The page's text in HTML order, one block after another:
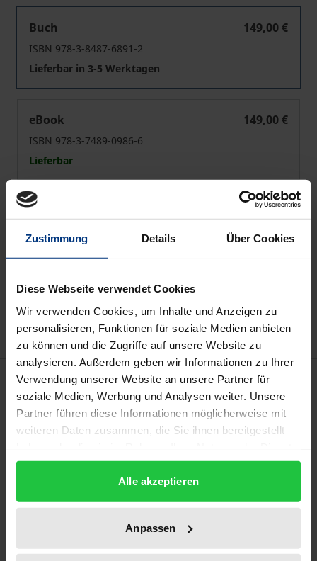
Zustimmung Details Über Cookies
Diese Webseite verwendet Cookies
Wir verwenden Cookies, um Inhalte und Anzeigen zu
personalisieren, Funktionen für soziale Medien anbieten
zu können und die Zugriffe auf unsere Website zu
analysieren. Außerdem geben wir Informationen zu Ihrer
Verwendung unserer Website an unsere Partner für
soziale Medien, Werbung und Analysen weiter. Unsere
Partner führen diese Informationen möglicherweise mit
weiteren Daten zusammen, die Sie ihnen bereitgestellt
gesammelt haben.
Alle akzeptieren
Anpassen
Buch
149,00 €
ISBN 978-3-8487-6891-2
Lieferbar in 3-5 Werktagen
eBook
149,00 €
ISBN 978-3-7489-0986-6
Lieferbar
Preisangaben inkl. MwSt. Abhängig von der Lieferadresse
kann die MwSt. an der Kasse variieren.
In den Warenkorb
Zur Wunschliste hinzufügen
Hinweise zu Versandkosten
Beschreibung
Das Jahr 2019 stand mit Blick auf die
Paulskirchenverfassung von 1849, die Weimarer
Reichsverfassung von 1919 und das Grundgesetz
von 1949 ganz im Zeichen nationaler
Verfassungsjubiläen. Doch mit der ersten
hessischem Boden feierte jüngst auch eine